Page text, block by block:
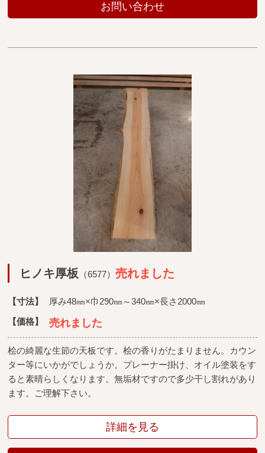
お問い合わせ
ヒノキ厚板 （6577）売れました
【寸法】
厚み48㎜×巾290㎜～340㎜×長さ2000㎜
【価格】
売れました
桧の綺麗な生節の天板です。桧の香りがたまりません。カウン
ター等にいかがでしょうか。プレーナー掛け、オイル塗装をす
ると素晴らしくなります。無垢材ですので多少干し割れがあり
ます。ご理解下さい。
詳細を見る